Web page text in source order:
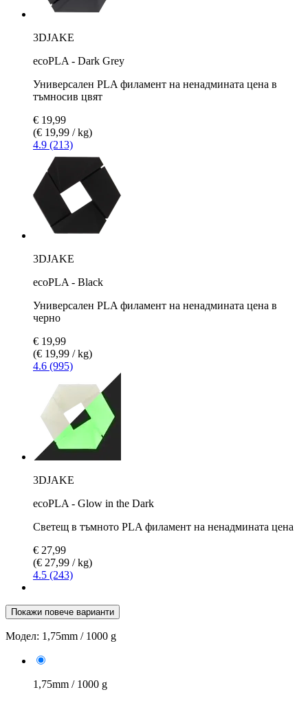
3DJAKE
ecoPLA - Dark Grey
Универсален PLA филамент на ненадмината цена в
тъмносив цвят
€ 19,99
(€ 19,99 / kg)
4.9 (213)
3DJAKE
ecoPLA - Black
Универсален PLA филамент на ненадмината цена в
черно
€ 19,99
(€ 19,99 / kg)
4.6 (995)
3DJAKE
ecoPLA - Glow in the Dark
Светещ в тъмното PLA филамент на ненадмината цена
€ 27,99
(€ 27,99 / kg)
4.5 (243)
Покажи повече варианти
Модел: 1,75mm / 1000 g
1,75mm / 1000 g